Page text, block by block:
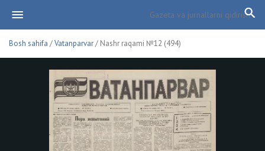
Bosh sahifa /Vatanparvar/ Nashr raqami №12 (494)